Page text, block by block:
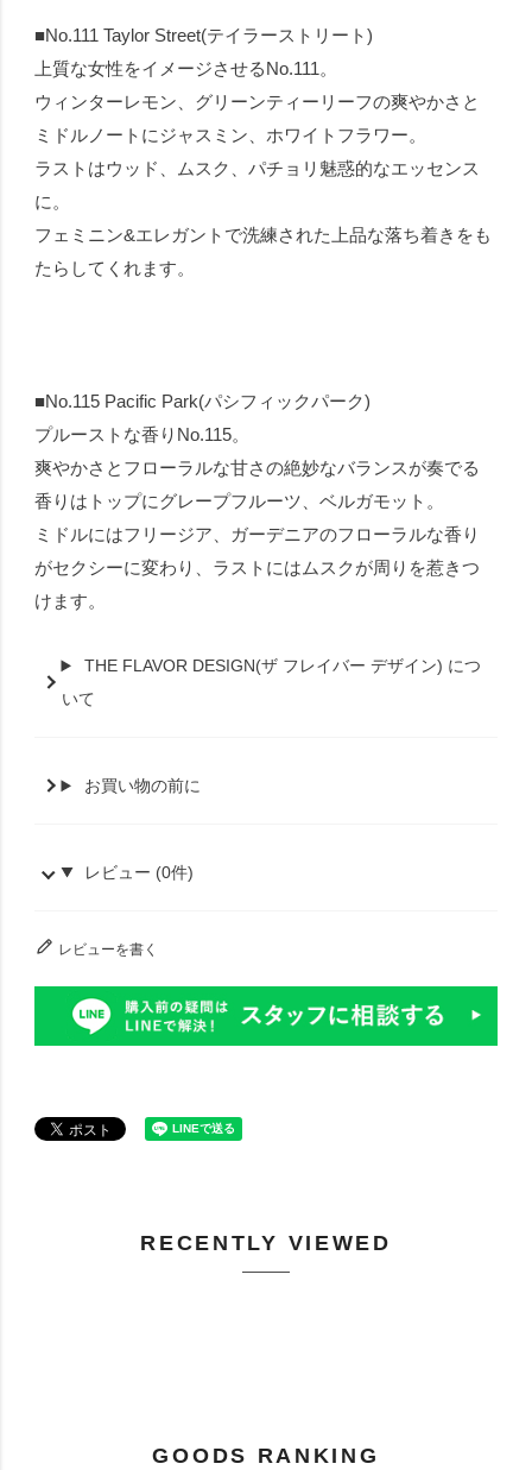
■No.111 Taylor Street(テイラーストリート)
上質な女性をイメージさせるNo.111。
ウィンターレモン、グリーンティーリーフの爽やかさと
ミドルノートにジャスミン、ホワイトフラワー。
ラストはウッド、ムスク、パチョリ魅惑的なエッセンス
に。
フェミニン&エレガントで洗練された上品な落ち着きをも
たらしてくれます。
■No.115 Pacific Park(パシフィックパーク)
プルーストな香りNo.115。
爽やかさとフローラルな甘さの絶妙なバランスが奏でる
香りはトップにグレープフルーツ、ベルガモット。
ミドルにはフリージア、ガーデニアのフローラルな香り
がセクシーに変わり、ラストにはムスクが周りを惹きつ
けます。
THE FLAVOR DESIGN(ザ フレイバー デザイン) につ
いて
お買い物の前に
レビュー (0件)
レビューを書く
RECENTLY VIEWED
GOODS RANKING